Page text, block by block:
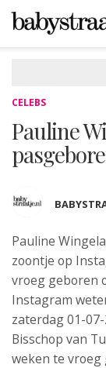
CELEBS
Pauline
Pauline
zoontje op
vroeg geboren
Instagram
zaterdag 01-
Bisschop van
weken te vroeg